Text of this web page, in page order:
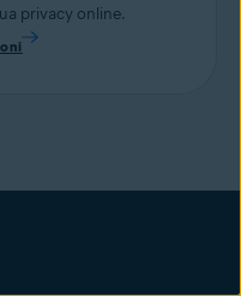
privacy online.